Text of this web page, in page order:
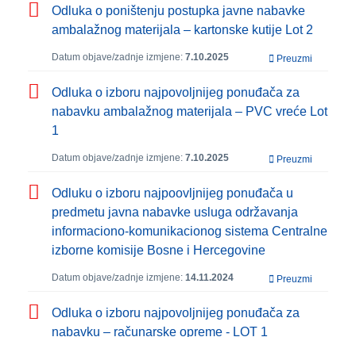
Odluka o poništenju postupka javne nabavke
ambalažnog materijala – kartonske kutije Lot 2
Datum objave/zadnje izmjene: 7.10.2025 Preuzmi
Odluka o izboru najpovoljnijeg ponuđača za
nabavku ambalažnog materijala – PVC vreće Lot
1
Datum objave/zadnje izmjene: 7.10.2025 Preuzmi
Odluku o izboru najpoovljnijeg ponuđača u
predmetu javna nabavke usluga održavanja
informaciono-komunikacionog sistema Centralne
izborne komisije Bosne i Hercegovine
Datum objave/zadnje izmjene: 14.11.2024 Preuzmi
Odluka o izboru najpovoljnijeg ponuđača za
nabavku – računarske opreme - LOT 1